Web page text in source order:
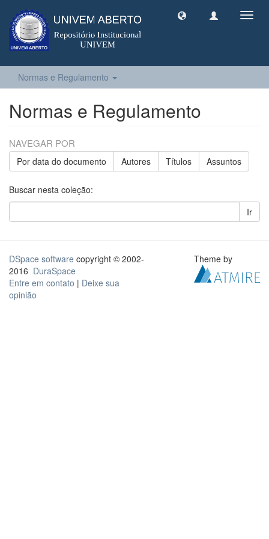
Normas e Regulamento
Normas e Regulamento
NAVEGAR POR
Por data do documento Autores Títulos Assuntos
Buscar nesta coleção:
Ir
DSpace software copyright © 2002-
2016 DuraSpace
Entre em contato | Deixe sua
opinião
Theme by